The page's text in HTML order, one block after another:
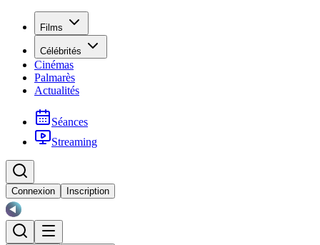
Films
Célébrités
Cinémas
Palmarès
Actualités
Séances
Streaming
Connexion Inscription